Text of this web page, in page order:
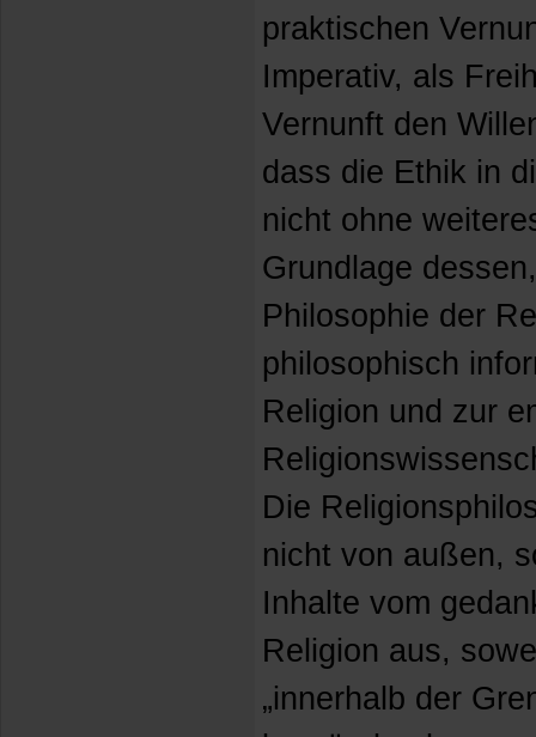
praktischen
Imperativ, als
Vernunft den
dass die Ethik in
nicht ohne
Grundlage
Philosophie der
philosophisch
Religion und zur
Die
nicht von außen,
Inhalte vom
Religion aus,
„innerhalb der